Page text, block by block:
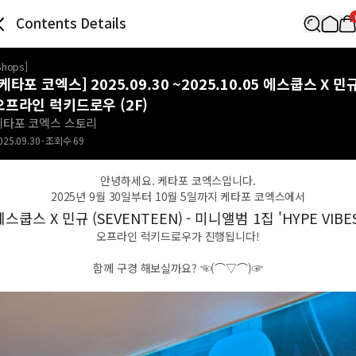
Contents Details
]
타포 코엑스] 2025.09.30 ~2025.10.05 에스쿱스 X 민
프라인 럭키드로우 (2F)
타포 코엑스 스토리
조회수 69
안녕하세요. 케타포 코엑스입니다.
2025년 9월 30일부터 10월 5일까지 케타포 코엑스에서
스쿱스 X 민규 (SEVENTEEN) - 미니앨범 1집 'HYPE
오프라인 럭키드로우가 진행됩니다!
함께 구경 해보실까요? ☜(⌒▽⌒)☞